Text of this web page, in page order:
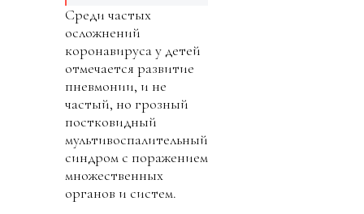
Среди частых
осложнений
коронавируса у детей
отмечается развитие
пневмонии, и не
частый, но грозный
постковидный
мультивоспалительный
синдром с поражением
множественных
органов и систем.